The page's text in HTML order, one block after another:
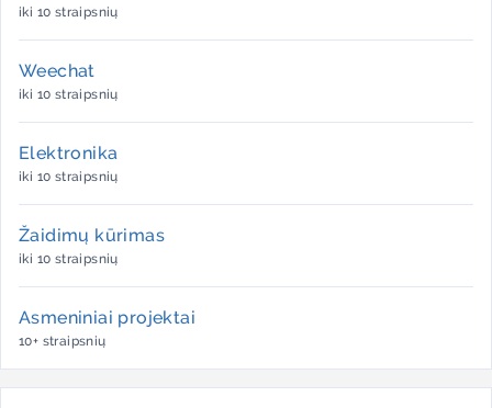
iki 10 straipsnių
Weechat
iki 10 straipsnių
Elektronika
iki 10 straipsnių
Žaidimų kūrimas
iki 10 straipsnių
Asmeniniai projektai
10+ straipsnių